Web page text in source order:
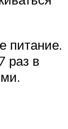
питание.
раз в